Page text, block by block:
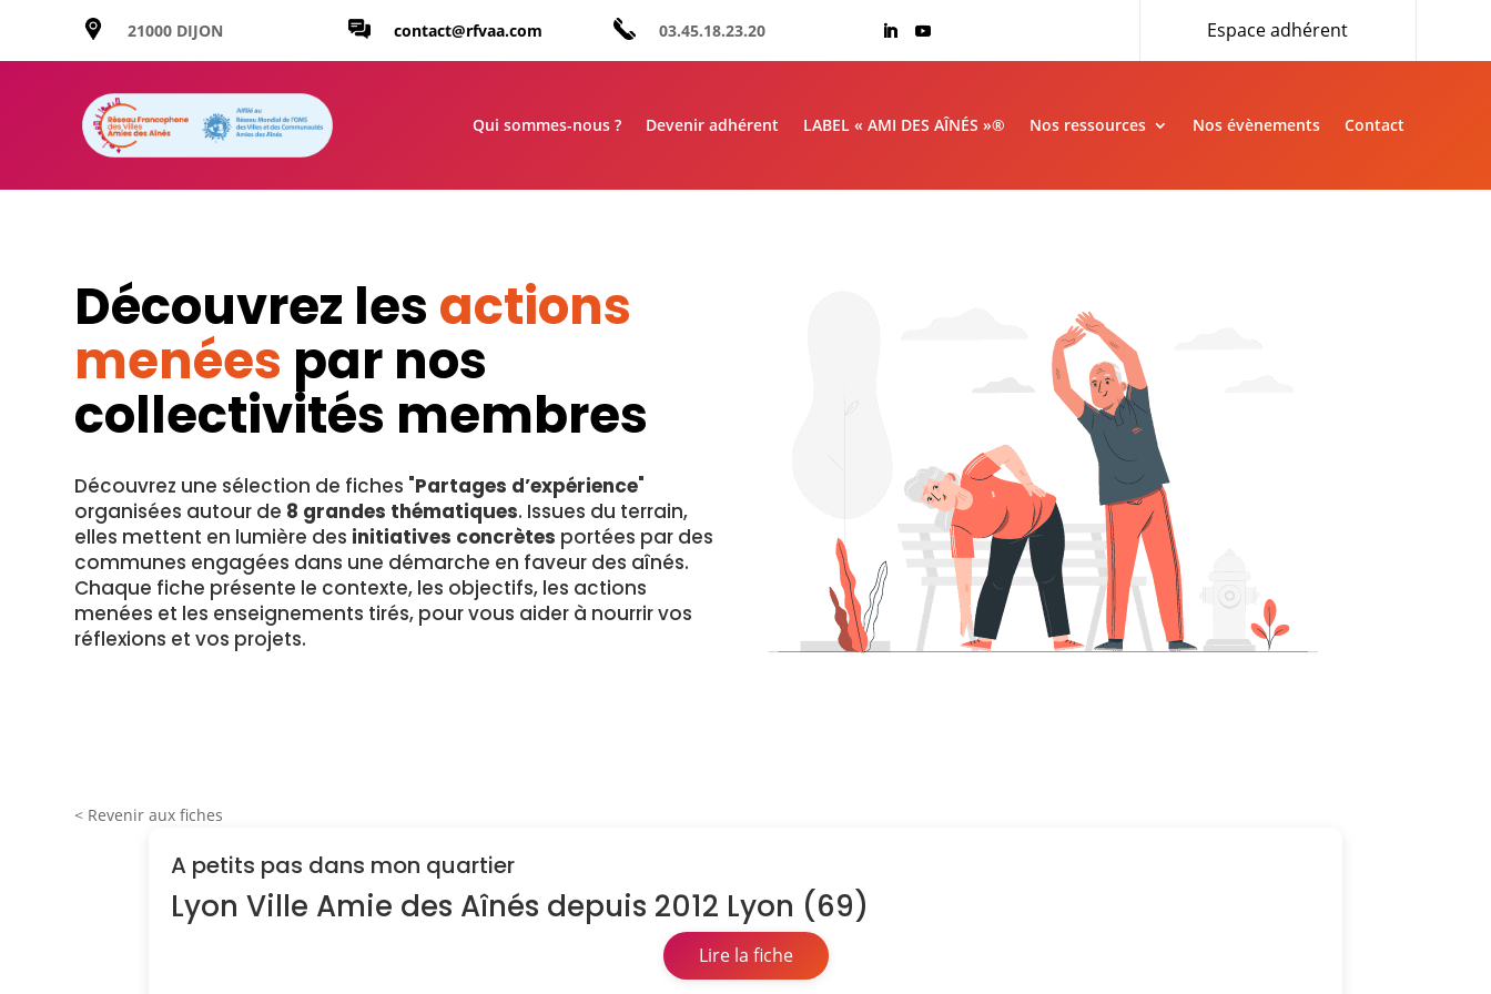
21000 DIJON contact@rfvaa.com 03.45.18.23.20 Espace adhérent
Qui sommes-nous ? Devenir adhérent LABEL « AMI DES AÎNÉS »® Nos ressources Nos évènements Contact
Découvrez les actions
menées par nos
collectivités membres
Découvrez une sélection de fiches "Partages d’expérience"
organisées autour de 8 grandes thématiques. Issues du terrain,
elles mettent en lumière des initiatives concrètes portées par des
communes engagées dans une démarche en faveur des aînés.
Chaque fiche présente le contexte, les objectifs, les actions
menées et les enseignements tirés, pour vous aider à nourrir vos
réflexions et vos projets.
< Revenir aux fiches
A petits pas dans mon quartier
Lyon Ville Amie des Aînés depuis 2012 Lyon (69)
Lire la fiche